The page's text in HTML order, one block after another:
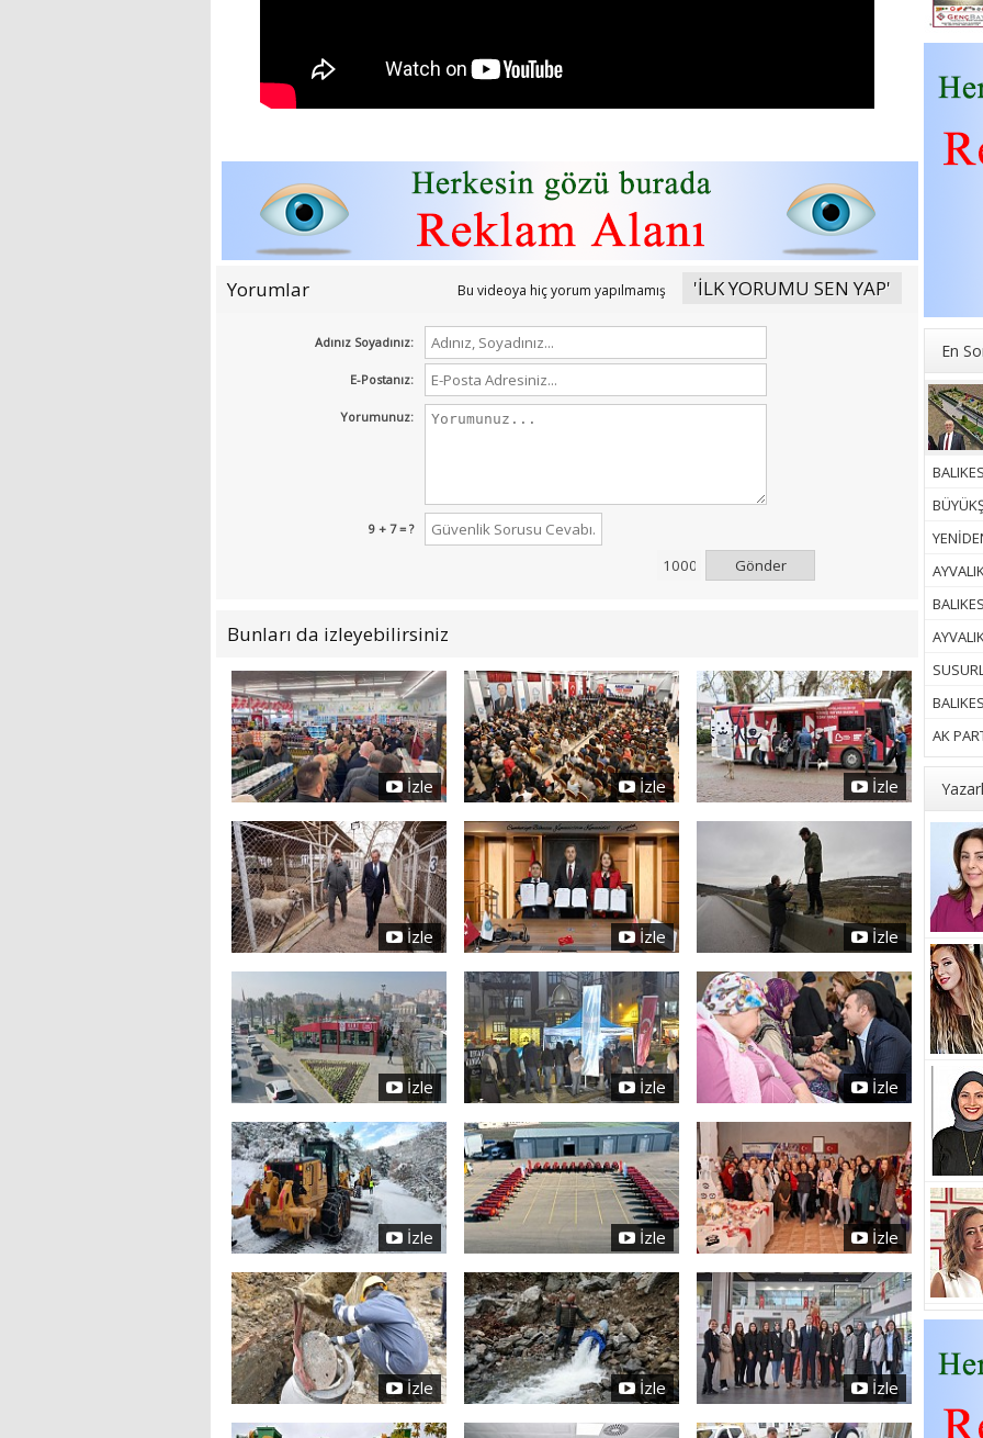
En
AK
Yorumlar Bu videoya hiç yorum yapılmamış 'İLK YORUMU SEN YAP'
Adınız Soyadınız:
E-Postanız:
Yorumunuz:
9 + 7 = ?
Gönder
Bunları da izleyebilirsiniz
İzle İzle İzle
İzle İzle İzle
İzle İzle İzle
İzle İzle İzle
İzle İzle İzle